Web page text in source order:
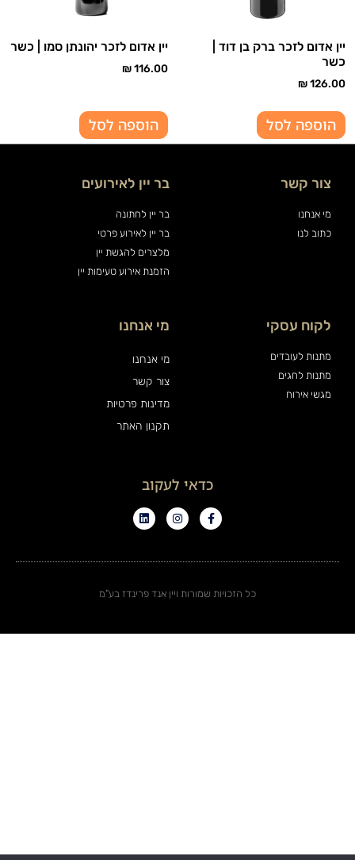
יין אדום לזכר ברק בן דוד |
כשר
₪126.00
הוספה לסל
יין אדום לזכר יהונתן סמו | כשר
₪116.00
הוספה לסל
צור קשר
מי אנחנו
כתוב לנו
בר יין לאירועים
בר יין לחתונה
בר יין לאירוע פרטי
מלצרים להגשת יין
הזמנת אירוע טעימות יין
לקוח עסקי
מתנות לעובדים
מתנות לחגים
מגשי אירוח
מי אנחנו
מי אנחנו
צור קשר
מדינות פרטיות
תקנון האתר
כדאי לעקוב
כל הזכויות שמורות ויין אנד פרינדז בע"מ